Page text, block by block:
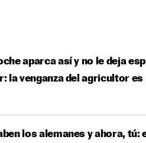
aparca así y no le deja
la venganza del agricultor
los alemanes y ahora,